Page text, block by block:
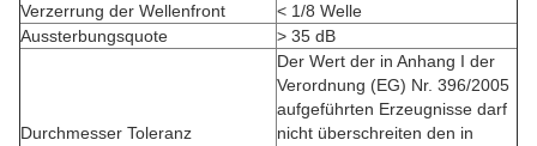
Verzerrung der Wellenfront
< 1/8 Welle
Aussterbungsquote
> 35 dB
Durchmesser Toleranz
Der Wert der in Anhang I der
Verordnung (EG) Nr. 396/2005
aufgeführten Erzeugnisse darf
nicht überschreiten den in